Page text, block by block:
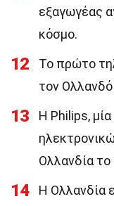
εξαγωγέας
κόσμο.
12
Το πρώτο
τον
13
Η Philips,
Ολλανδία το
14
Η Ολλανδία